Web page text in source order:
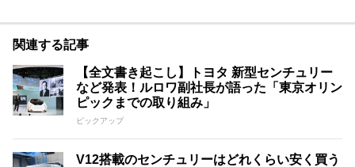
関連する記事
【全文書き起こし】トヨタ 新型センチュリー
など発表！ルロワ副社長が語った「東京オリン
ピックまでの取り組み」
ピックアップ
V12搭載のセンチュリーはどれくらい安く買う